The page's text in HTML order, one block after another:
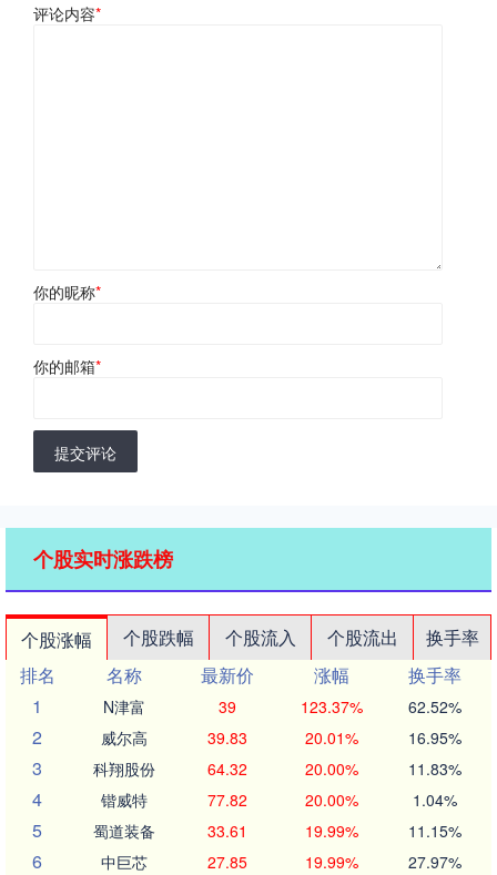
评论内容*
你的昵称*
你的邮箱*
提交评论
个股实时涨跌榜
个股涨幅 个股跌幅 个股流入 个股流出
换手率
排名
名称 最新价 涨幅
换手率
1
N津富 39 123.37% 62.52%
2 威尔高 39.83 20.01% 16.95%
3 科翔股份 64.32 20.00% 11.83%
4 锴威特 77.82 20.00% 1.04%
5 蜀道装备 33.61 19.99% 11.15%
6 中巨芯 27.85 19.99% 27.97%